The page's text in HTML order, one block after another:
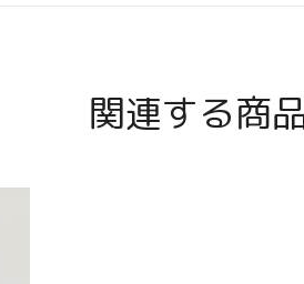
関連する商